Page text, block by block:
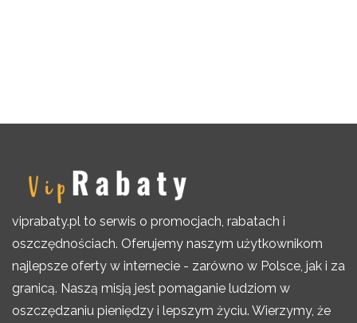
viprabaty.pl to serwis o promocjach, rabatach i
oszczędnościach. Oferujemy naszym użytkownikom
najlepsze oferty w internecie - zarówno w Polsce, jak i za
granicą. Naszą misją jest pomaganie ludziom w
oszczędzaniu pieniędzy i lepszym życiu. Wierzymy, że